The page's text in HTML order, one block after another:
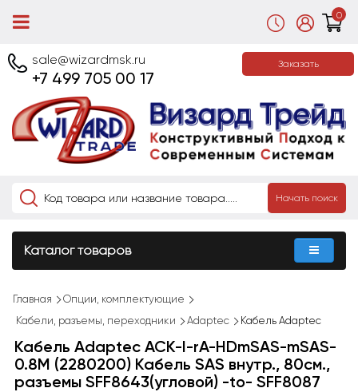
0
sale@wizardmsk.ru
+7 499 705 00 17
Заказать
Начать поиск
Каталог товаров
Главная
Опции, комплектующие
Кабели, разъемы, переходники
Adaptec Кабель Adaptec
Кабель Adaptec ACK-I-rA-HDmSAS-mSAS-
0.8M (2280200) Кабель SAS внутр., 80см.,
разъемы SFF8643(угловой) -to- SFF8087